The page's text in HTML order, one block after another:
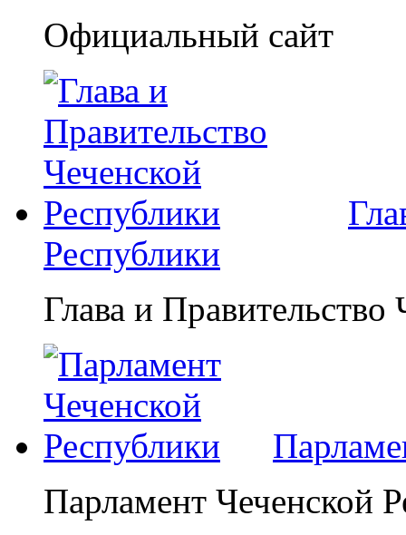
Официальный сайт
Республики
Глава и
Парламент Чеченской